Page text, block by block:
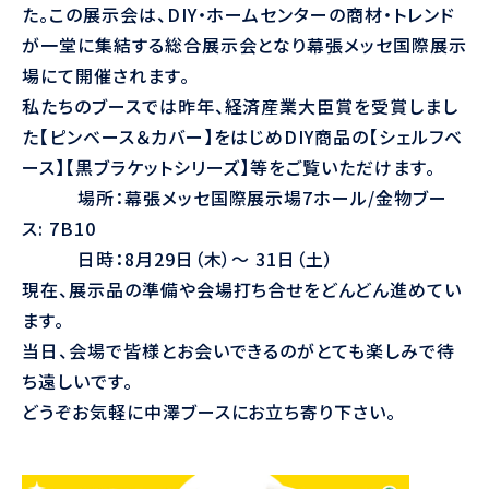
た。この展示会は、DIY・ホームセンターの商材・トレンド
が一堂に集結する総合展示会となり幕張メッセ国際展示
場にて開催されます。
私たちのブースでは昨年、経済産業大臣賞を受賞しまし
た【ピンベース＆カバー】をはじめDIY商品の【シェルフベ
ース】【黒ブラケットシリーズ】等をご覧いただけます。
場所：幕張メッセ国際展示場7ホール/金物ブー
ス: 7B10
日時：8月29日（木）～ 31日（土）
現在、展示品の準備や会場打ち合せをどんどん進めてい
ます。
当日、会場で皆様とお会いできるのがとても楽しみで待
ち遠しいです。
どうぞお気軽に中澤ブースにお立ち寄り下さい。